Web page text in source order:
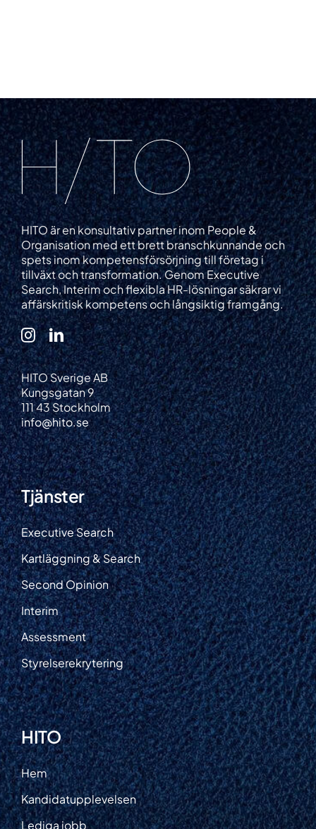
HITO är en konsultativ partner inom People &
Organisation med ett brett branschkunnande och
spets inom kompetensförsörjning till företag i
tillväxt och transformation. Genom Executive
Search, Interim och flexibla HR-lösningar säkrar vi
affärskritisk kompetens och långsiktig framgång.
HITO Sverige AB
Kungsgatan 9
111 43 Stockholm
info@hito.se
Tjänster
Executive Search
Kartläggning & Search
Second Opinion
Interim
Assessment
Styrelserekrytering
HITO
Hem
Kandidatupplevelsen
Lediga jobb